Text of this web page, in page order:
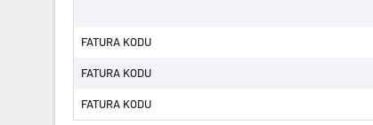
FATURA KODU
FATURA KODU
FATURA KODU